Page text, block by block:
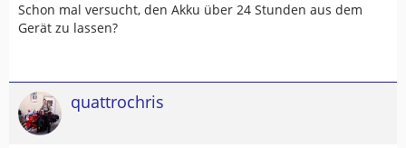
Schon mal versucht, den Akku über 24 Stunden aus dem
Gerät zu lassen?
quattrochris